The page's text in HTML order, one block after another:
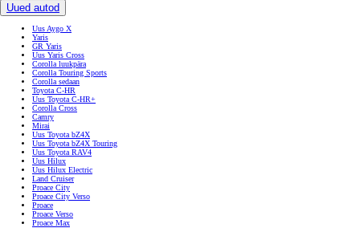
Uued autod
Uus Aygo X
Yaris
GR Yaris
Uus Yaris Cross
Corolla luukpära
Corolla Touring Sports
Corolla sedaan
Toyota C-HR
Uus Toyota C-HR+
Corolla Cross
Camry
Mirai
Uus Toyota bZ4X
Uus Toyota bZ4X Touring
Uus Toyota RAV4
Uus Hilux
Uus Hilux Electric
Land Cruiser
Proace City
Proace City Verso
Proace
Proace Verso
Proace Max